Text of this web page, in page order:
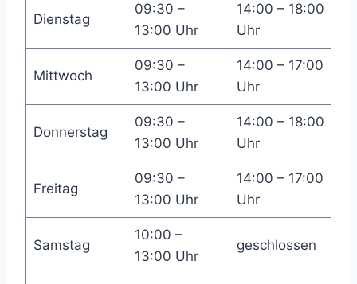
Dienstag
09:30 –
13:00 Uhr
14:00 – 18:00
Uhr
Mittwoch
09:30 –
13:00 Uhr
14:00 – 17:00
Uhr
Donnerstag
09:30 –
13:00 Uhr
14:00 – 18:00
Uhr
Freitag
09:30 –
13:00 Uhr
14:00 – 17:00
Uhr
Samstag
10:00 –
13:00 Uhr
geschlossen